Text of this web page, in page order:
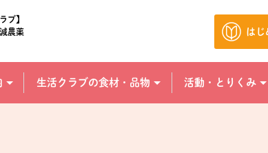
ブ】
農薬
はじ
生活クラブの食材・品物 活動・とりくみ